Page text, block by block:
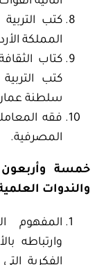
كتب
المملكة
كتاب
كتب
سلطنة
فقه
المصرفية.
خمسة
والندوات
المفهوم
وارتباطه